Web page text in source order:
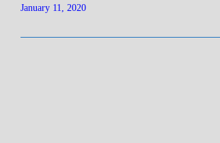
January 11, 2020